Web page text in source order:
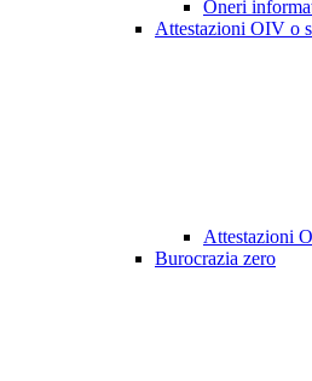
Oneri
Attestazioni OIV o
Attestazioni
Burocrazia zero